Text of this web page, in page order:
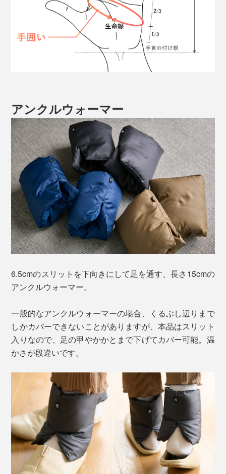
アンクルウォーマー
6.5cmのスリットを下向きにして足を通す、長さ15cmの
アンクルウォーマー。
一般的なアンクルウォーマーの場合、くるぶし辺りまで
しかカバーできないことがありますが、本品はスリット
入りなので、足の甲やかかとまで下げてカバー可能。温
かさが段違いです。